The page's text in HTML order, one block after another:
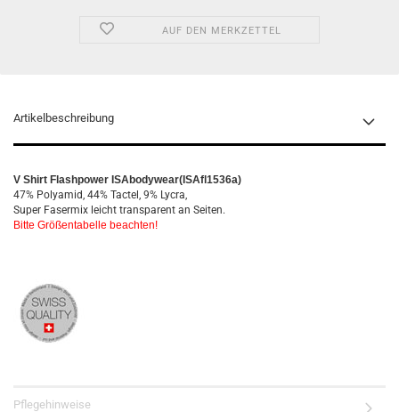
AUF DEN MERKZETTEL
Artikelbeschreibung
V Shirt Flashpower ISAbodywear(ISAfl1536a)
47% Polyamid, 44% Tactel, 9% Lycra,
Super Fasermix leicht transparent an Seiten.
Bitte Größentabelle beachten!
Pflegehinweise